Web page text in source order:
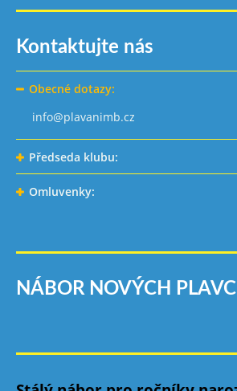
Kontaktujte nás
Obecné dotazy:
info@plavanimb.cz
Předseda klubu:
Omluvenky:
NÁBOR NOVÝCH